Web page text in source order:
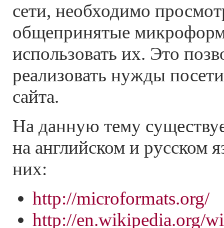
сети, необходимо
общепринятые
использовать их. Это
реализовать нужды
сайта.
На данную тему
на английском и русском
них:
http://microformats.org/
http://en.wikipedia.org/